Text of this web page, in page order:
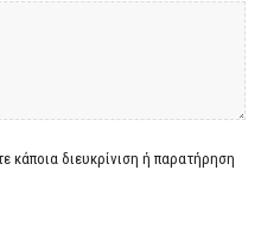
κάποια διευκρίνιση ή παρατήρηση